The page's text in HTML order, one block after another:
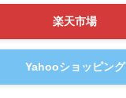
楽天市場
Yahooショッピング